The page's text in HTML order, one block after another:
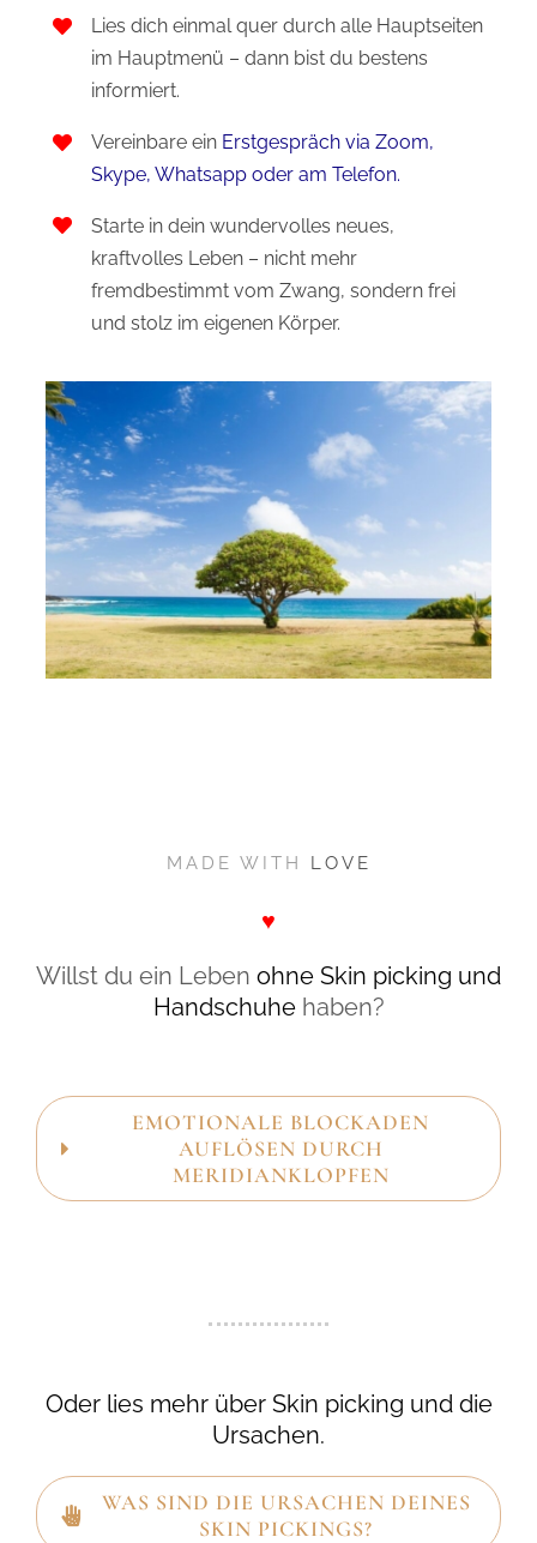
Lies dich einmal quer durch alle Hauptseiten
im Hauptmenü – dann bist du bestens
informiert.
Vereinbare ein Erstgespräch via Zoom,
Skype, Whatsapp oder am Telefon.
Starte in dein wundervolles neues,
kraftvolles Leben – nicht mehr
fremdbestimmt vom Zwang, sondern frei
und stolz im eigenen Körper.
MADE WITH LOVE
♥
Willst du ein Leben ohne Skin picking und
Handschuhehaben?
EMOTIONALE BLOCKADEN
AUFLÖSEN DURCH
MERIDIANKLOPFEN
Oder lies mehr über Skin picking und die
Ursachen.
WAS SIND DIE URSACHEN DEINES
SKIN PICKINGS?